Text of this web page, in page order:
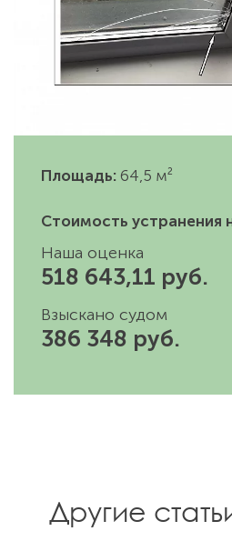
Площадь: 64,5 м²
Стоимость устранения
Наша оценка
518 643,11 руб.
Взыскано судом
386 348 руб.
Другие